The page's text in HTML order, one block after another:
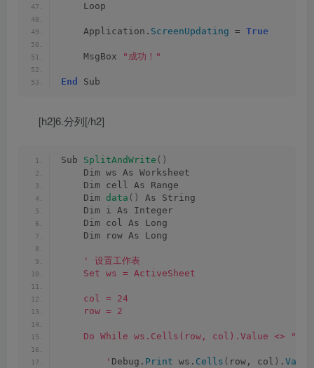
    Loop
    Application.
ScreenUpdating = True
    MsgBox
"成功！"
End Sub
[h2]6.分列[/h2]
Sub SplitAndWrite ()
    Dim ws As Worksheet
    Dim cell As Range
    Dim
data ()
As String
    Dim i As Integer
    Dim col As Long
    Dim row As Long
' 设置工作表
    Set ws = ActiveSheet
    col = 24
    row = 2
    Do While ws.Cells(row, col).Value <> ""
        '
Debug. Print ws. Cells ( row, col ) . Value